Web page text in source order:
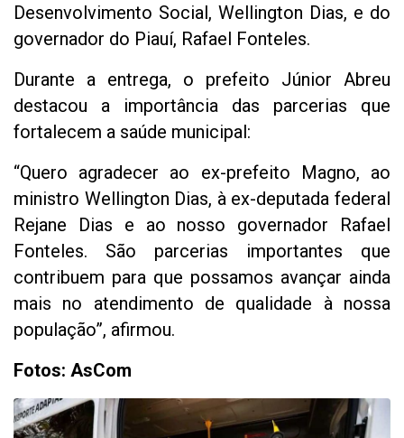
Desenvolvimento Social, Wellington Dias, e do
governador do Piauí, Rafael Fonteles.
Durante a entrega, o prefeito Júnior Abreu
destacou a importância das parcerias que
fortalecem a saúde municipal:
“Quero agradecer ao ex-prefeito Magno, ao
ministro Wellington Dias, à ex-deputada federal
Rejane Dias e ao nosso governador Rafael
Fonteles. São parcerias importantes que
contribuem para que possamos avançar ainda
mais no atendimento de qualidade à nossa
população”, afirmou.
Fotos: AsCom